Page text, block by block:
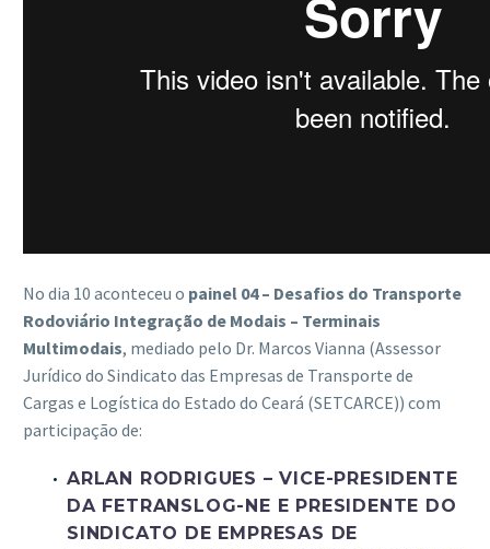
No dia 10 aconteceu o painel 04 – Desafios do Transporte
Rodoviário Integração de Modais – Terminais
Multimodais, mediado pelo Dr. Marcos Vianna (Assessor
Jurídico do Sindicato das Empresas de Transporte de
Cargas e Logística do Estado do Ceará (SETCARCE)) com
participação de:
ARLAN RODRIGUES – VICE-PRESIDENTE
DA FETRANSLOG-NE E PRESIDENTE DO
SINDICATO DE EMPRESAS DE